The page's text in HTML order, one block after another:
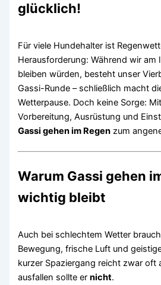
glücklich!
Für viele Hundehalter ist
Herausforderung: Während wir am
bleiben würden, besteht unser
Gassi-Runde – schließlich macht
Wetterpause. Doch keine Sorge:
Vorbereitung, Ausrüstung und
Gassi gehen im Regen zum
Warum Gassi gehen
wichtig bleibt
Auch bei schlechtem Wetter
Bewegung, frische Luft und
kurzer Spaziergang reicht zwar oft
ausfallen sollte ernicht.